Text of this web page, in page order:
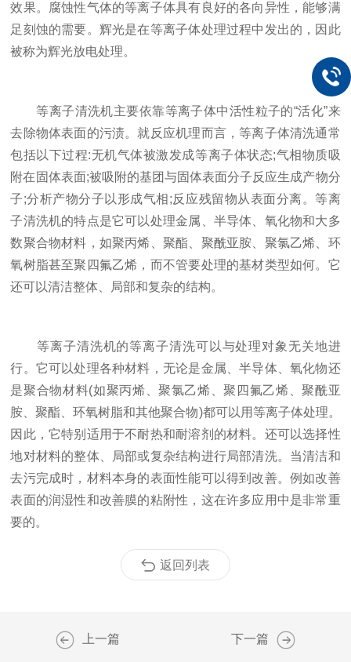
效果。腐蚀性气体的等离子体具有良好的各向异性，能够满
足刻蚀的需要。辉光是在等离子体处理过程中发出的，因此
被称为辉光放电处理。
等离子清洗机主要依靠等离子体中活性粒子的“活化”来
去除物体表面的污渍。就反应机理而言，等离子体清洗通常
包括以下过程:无机气体被激发成等离子体状态;气相物质吸
附在固体表面;被吸附的基团与固体表面分子反应生成产物分
子;分析产物分子以形成气相;反应残留物从表面分离。等离
子清洗机的特点是它可以处理金属、半导体、氧化物和大多
数聚合物材料，如聚丙烯、聚酯、聚酰亚胺、聚氯乙烯、环
氧树脂甚至聚四氟乙烯，而不管要处理的基材类型如何。它
还可以清洁整体、局部和复杂的结构。
等离子清洗机的等离子清洗可以与处理对象无关地进
行。它可以处理各种材料，无论是金属、半导体、氧化物还
是聚合物材料(如聚丙烯、聚氯乙烯、聚四氟乙烯、聚酰亚
胺、聚酯、环氧树脂和其他聚合物)都可以用等离子体处理。
因此，它特别适用于不耐热和耐溶剂的材料。还可以选择性
地对材料的整体、局部或复杂结构进行局部清洗。当清洁和
去污完成时，材料本身的表面性能可以得到改善。例如改善
表面的润湿性和改善膜的粘附性，这在许多应用中是非常重
要的。
返回列表
上一篇 下一篇